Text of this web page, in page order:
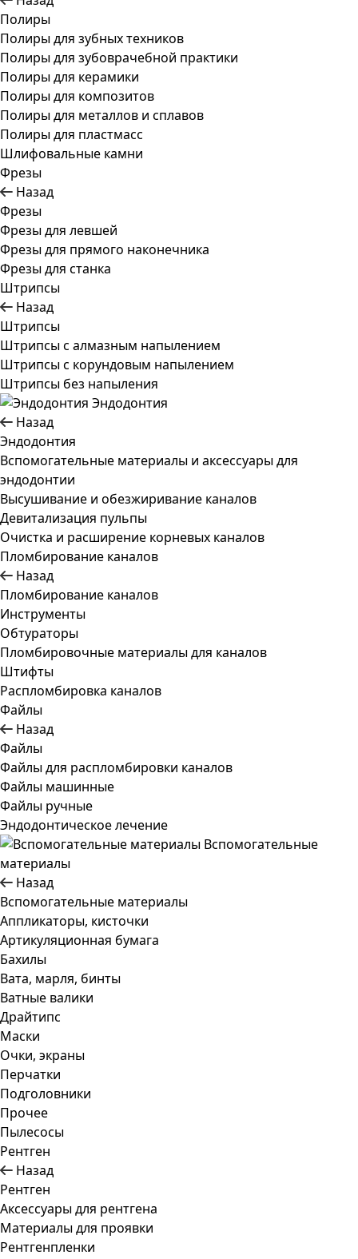
Полиры
Полиры для зубных техников
Полиры для зубоврачебной практики
Полиры для керамики
Полиры для композитов
Полиры для металлов и сплавов
Полиры для пластмасс
Шлифовальные камни
Фрезы
Назад
Фрезы
Фрезы для левшей
Фрезы для прямого наконечника
Фрезы для станка
Штрипсы
Назад
Штрипсы
Штрипсы c алмазным напылением
Штрипсы c корундовым напылением
Штрипсы без напыления
Эндодонтия
Назад
Эндодонтия
Вспомогательные материалы и аксессуары для
эндодонтии
Высушивание и обезжиривание каналов
Девитализация пульпы
Очистка и расширение корневых каналов
Пломбирование каналов
Назад
Пломбирование каналов
Инструменты
Обтураторы
Пломбировочные материалы для каналов
Штифты
Распломбировка каналов
Файлы
Назад
Файлы
Файлы для распломбировки каналов
Файлы машинные
Файлы ручные
Эндодонтическое лечение
Вспомогательные
материалы
Назад
Вспомогательные материалы
Аппликаторы, кисточки
Артикуляционная бумага
Бахилы
Вата, марля, бинты
Ватные валики
Драйтипс
Маски
Очки, экраны
Перчатки
Подголовники
Прочее
Пылесосы
Рентген
Назад
Рентген
Аксессуары для рентгена
Материалы для проявки
Рентгенпленки